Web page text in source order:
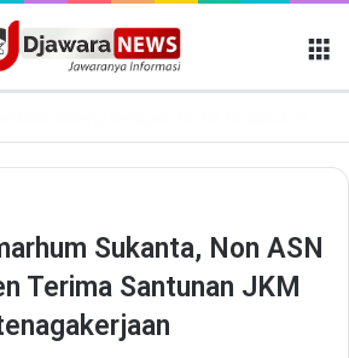
Sukanta, Non ASN
Terima Santunan JKM